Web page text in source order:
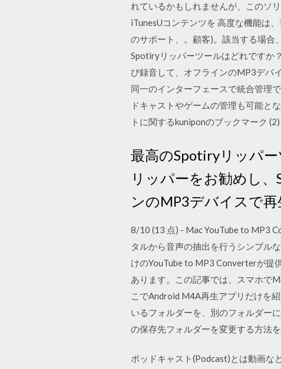
れているかもしれませんが、このソ
iTunesUコンテンツを 高度な機能は
のサポート、。顧客)。該当する場合
Spotiryリッパーツールはどれですか
び録音して、オフラインのMP3デバ
同一のインターフェースで統合管理
ドキャストやゲームの管理も可能と
トに関するkuniponのブックマーク
最高のSpotiryリッパ
リッパーをお勧めし
ンのMP3デバイスで再
8/10 (13 点) - Mac YouTube to MP3
タルから音声の抽出を行うシンプル
けのYouTube to MP3 Converterが提
あります。この記事では、スマホで
こでAndroid M4A再生アプリだけを
いるフォルダーを、別のフォルダー
の保存先フォルダーを変更する方法を
ポッドキャスト(Podcast)とは動画な